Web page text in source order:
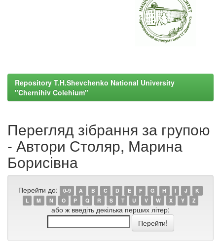
Repository T.H.Shevchenko National University
"Chernihiv Colehium"
Перегляд зібрання за групою
- Автори Столяр, Марина
Борисівна
Перейти до: 0-9 A B C D E F G H I J
K
L
M N O P Q R S T U V W X Y Z
або ж введіть декілька перших літер: